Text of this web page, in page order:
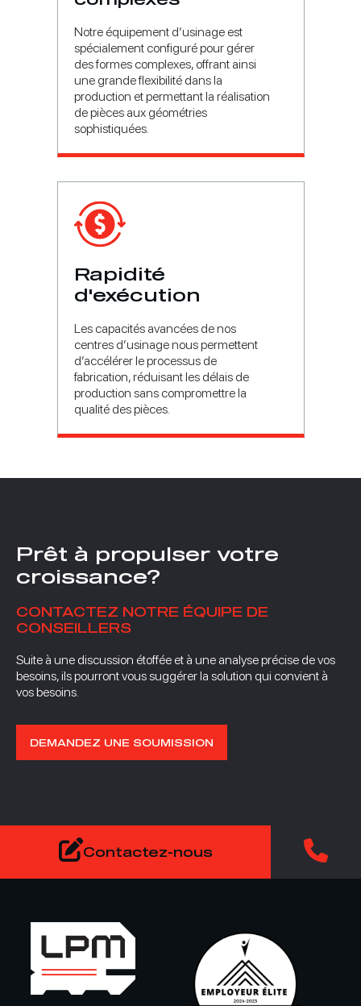
Notre équipement d’usinage est
spécialement configuré pour gérer
des formes complexes, offrant ainsi
une grande flexibilité dans la
production et permettant la réalisation
de pièces aux géométries
sophistiquées.
Rapidité
d'exécution
Les capacités avancées de nos
centres d’usinage nous permettent
d’accélérer le processus de
fabrication, réduisant les délais de
production sans compromettre la
qualité des pièces.
Prêt à propulser votre
croissance?
CONTACTEZ NOTRE ÉQUIPE DE
CONSEILLERS
Suite à une discussion étoffée et à une analyse précise de vos
besoins, ils pourront vous suggérer la solution qui convient à
vos besoins.
DEMANDEZ UNE SOUMISSION
Contactez-nous